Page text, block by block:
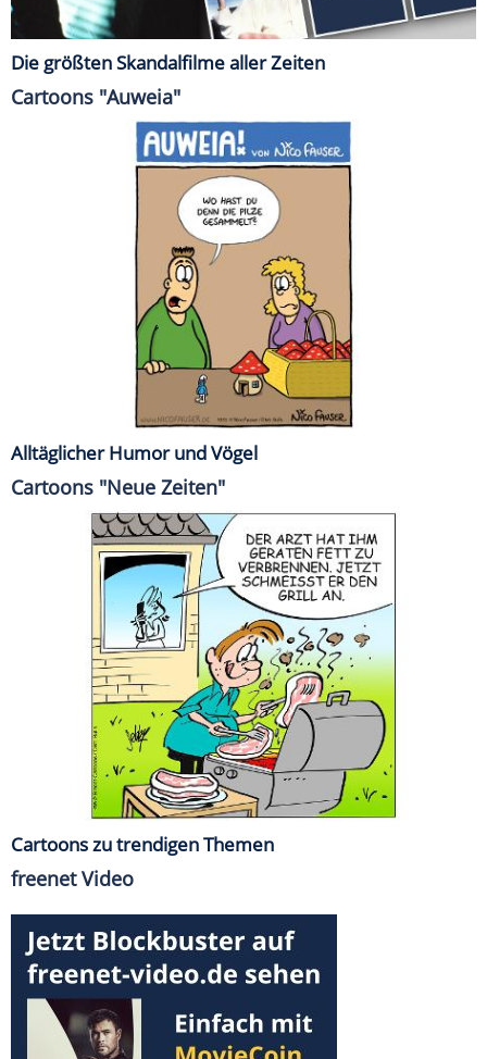
Die größten Skandalfilme aller Zeiten
Cartoons "Auweia"
Alltäglicher Humor und Vögel
Cartoons "Neue Zeiten"
Cartoons zu trendigen Themen
freenet Video